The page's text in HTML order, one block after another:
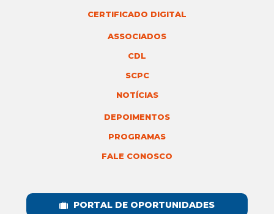
CERTIFICADO DIGITAL
ASSOCIADOS
CDL
SCPC
NOTÍCIAS
DEPOIMENTOS
PROGRAMAS
FALE CONOSCO
PORTAL DE OPORTUNIDADES